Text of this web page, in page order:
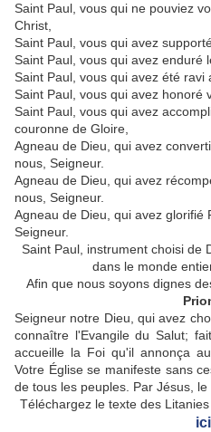
Saint Paul, vous qui ne pouviez
Christ,
Saint Paul, vous qui avez
Saint Paul, vous qui avez enduré
Saint Paul, vous qui avez été ravi
Saint Paul, vous qui avez honoré
Saint Paul, vous qui avez
couronne de Gloire,
Agneau de Dieu, qui avez
nous, Seigneur.
Agneau de Dieu, qui avez
nous, Seigneur.
Agneau de Dieu, qui avez glorifié
Seigneur.
Saint Paul, instrument choisi de
dans le monde
Afin que nous soyons dignes
Seigneur notre Dieu, qui avez
connaître l'Evangile du Salut;
accueille la Foi qu'il annonça
Votre Église se manifeste sans
de tous les peuples. Par Jésus, le
Téléchargez le texte des
ici